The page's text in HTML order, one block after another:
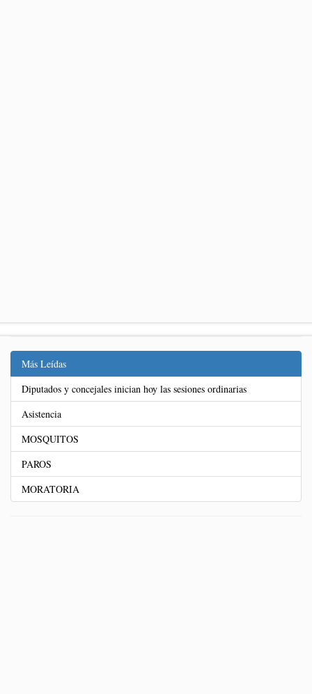
Más Leídas
Diputados y concejales inician hoy las sesiones ordinarias
Asistencia
MOSQUITOS
PAROS
MORATORIA